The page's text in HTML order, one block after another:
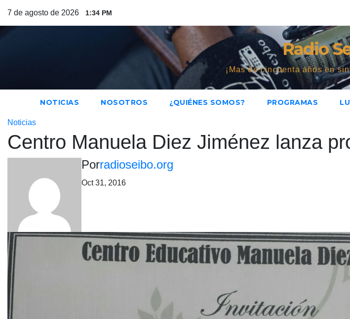
7 de agosto de 2026 1:34 PM
Radio
¡Mas de cincuenta años en
NOTICIAS NOSOTROS ¿QUIÉNES SOMOS? PROGRAMAS
Noticias
Centro Manuela Diez Jiménez lanza
Porradioseibo.org
Oct 31, 2016